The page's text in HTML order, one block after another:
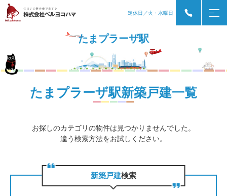
定休日／火・水曜日
たまプラーザ駅
たまプラーザ駅新築戸建一覧
お探しのカテゴリの物件は見つかりませんでした。
違う検索方法をお試しください。
新築戸建検索